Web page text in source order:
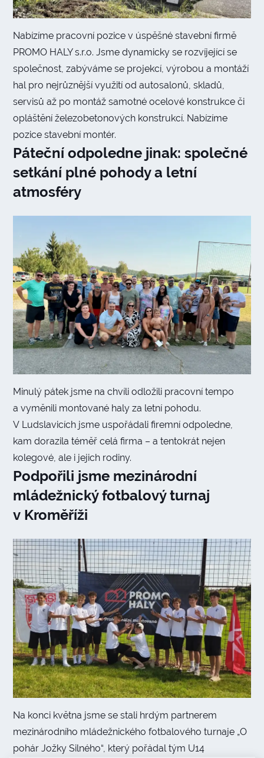
Nabízíme pracovní pozice v úspěšné stavební firmě
PROMO HALY s.r.o. Jsme dynamicky se rozvíjející se
společnost, zabýváme se projekcí, výrobou a montáží
hal pro nejrůznější využití od autosalonů, skladů,
servisů až po montáž samotné ocelové konstrukce či
opláštění železobetonových konstrukcí. Nabízíme
pozice stavební montér.
Páteční odpoledne jinak: společné
setkání plné pohody a letní
atmosféry
Minulý pátek jsme na chvíli odložili pracovní tempo
a vyměnili montované haly za letní pohodu.
V Ludslavicích jsme uspořádali firemní odpoledne,
kam dorazila téměř celá firma – a tentokrát nejen
kolegové, ale i jejich rodiny.
Podpořili jsme mezinárodní
mládežnický fotbalový turnaj
v Kroměříži
Na konci května jsme se stali hrdým partnerem
mezinárodního mládežnického fotbalového turnaje „O
pohár Jožky Silného“, který pořádal tým U14